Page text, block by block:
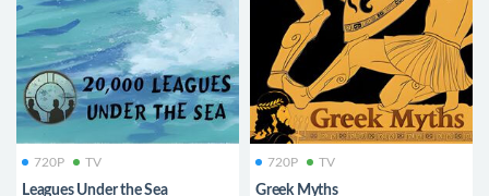
720P TV
Leagues Under the Sea
720P TV
Greek Myths